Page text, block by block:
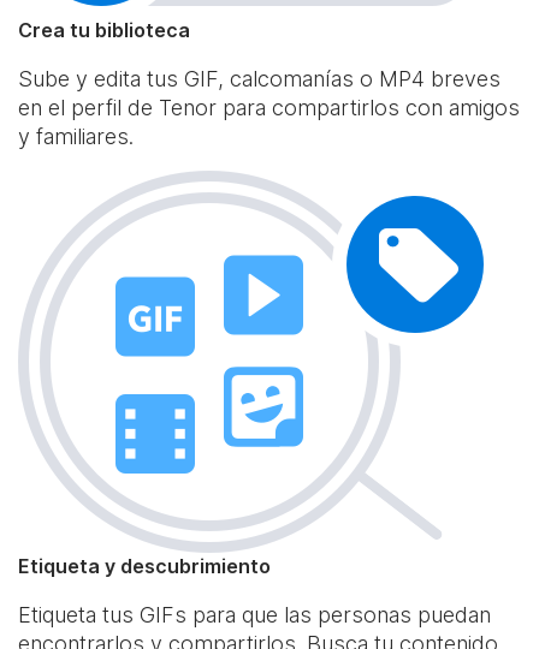
Crea tu biblioteca
Sube y edita tus GIF, calcomanías o MP4 breves
en el perfil de Tenor para compartirlos con amigos
y familiares.
Etiqueta y descubrimiento
Etiqueta tus GIFs para que las personas puedan
encontrarlos y compartirlos. Busca tu contenido